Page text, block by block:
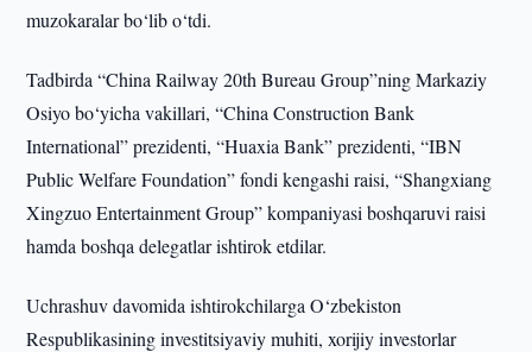
muzokaralar bo‘lib o‘tdi.
Tadbirda “China Railway 20th Bureau Group”ning Markaziy
Osiyo bo‘yicha vakillari, “China Construction Bank
International” prezidenti, “Huaxia Bank” prezidenti, “IBN
Public Welfare Foundation” fondi kengashi raisi, “Shangxiang
Xingzuo Entertainment Group” kompaniyasi boshqaruvi raisi
hamda boshqa delegatlar ishtirok etdilar.
Uchrashuv davomida ishtirokchilarga O‘zbekiston
Respublikasining investitsiyaviy muhiti, xorijiy investorlar